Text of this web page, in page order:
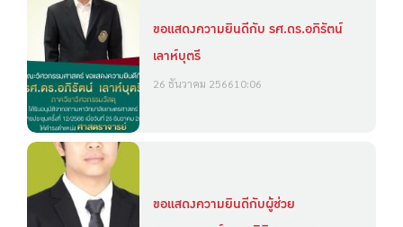
ขอแสดงความยินดีกับ รศ.ดร.อภิรัตน์
เลาห์บุตรี
26 ธันวาคม 256610:06
ขอแสดงความยินดีกับผู้ช่วย